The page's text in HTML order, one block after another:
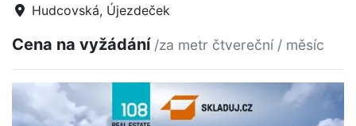
Hudcovská, Újezdeček
Cena na vyžádání /za metr čtvereční / měsíc